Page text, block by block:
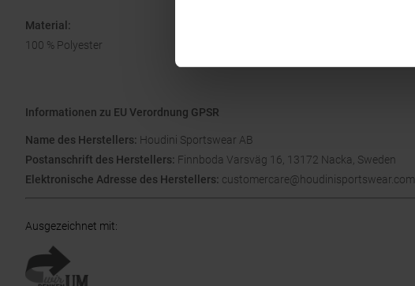
Material:
100 % Polyester
Informationen zu EU Verordnung GPSR
Name des Herstellers: Houdini Sportswear AB
Postanschrift des Herstellers: Finnboda Varsväg 16, 13172 Nacka, Sweden
Elektronische Adresse des Herstellers: customercare@houdinisportswear.com
Ausgezeichnet mit: